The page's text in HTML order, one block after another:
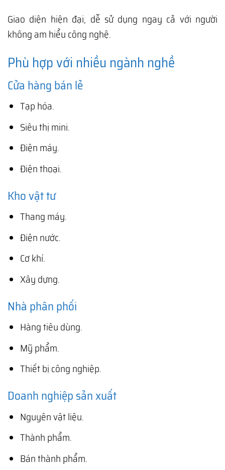
Giao diện hiện đại, dễ sử dụng ngay cả với người
không am hiểu công nghệ.
Phù hợp với nhiều ngành nghề
Cửa hàng bán lẻ
Tạp hóa.
Siêu thị mini.
Điện máy.
Điện thoại.
Kho vật tư
Thang máy.
Điện nước.
Cơ khí.
Xây dựng.
Nhà phân phối
Hàng tiêu dùng.
Mỹ phẩm.
Thiết bị công nghiệp.
Doanh nghiệp sản xuất
Nguyên vật liệu.
Thành phẩm.
Bán thành phẩm.